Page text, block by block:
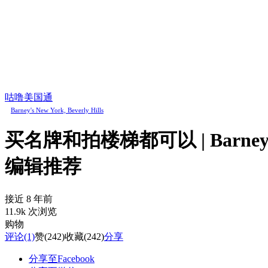
咕噜美国通
Barney's New York, Beverly Hills
买名牌和拍楼梯都可以 |
编辑推荐
接近 8 年前
11.9k 次浏览
购物
评论(1)赞(242)收藏(242)分享
分享至Facebook